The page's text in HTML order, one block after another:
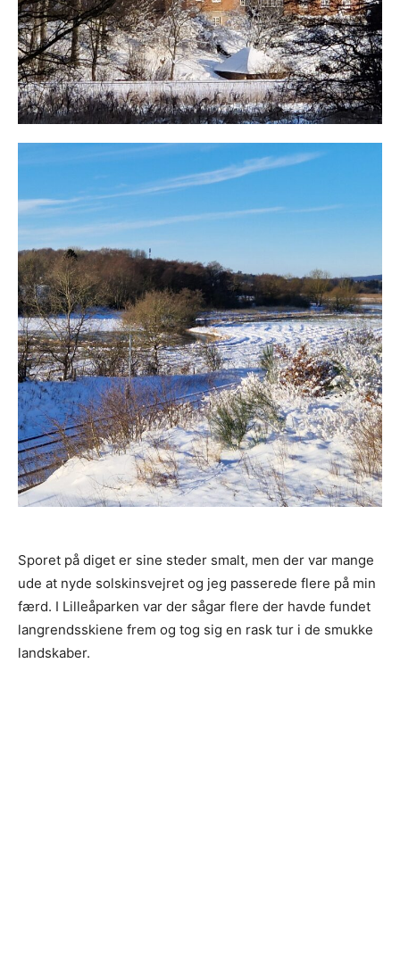
Sporet på diget er sine steder smalt, men der var mange
ude at nyde solskinsvejret og jeg passerede flere på min
færd. I Lilleåparken var der sågar flere der havde fundet
langrendsskiene frem og tog sig en rask tur i de smukke
landskaber.